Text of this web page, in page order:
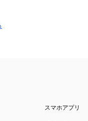
スマホアプリ